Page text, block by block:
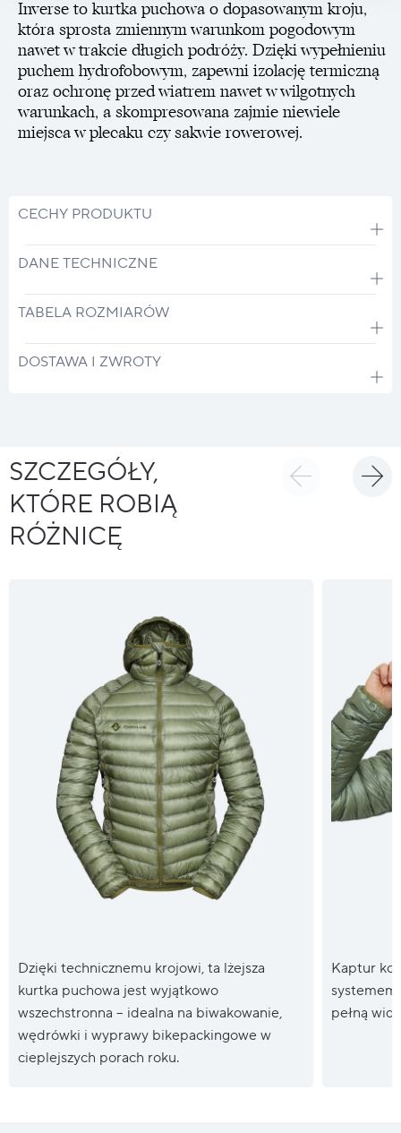
Inverse to kurtka puchowa o dopasowanym kroju,
która sprosta zmiennym warunkom pogodowym
nawet w trakcie długich podróży. Dzięki wypełnieniu
puchem hydrofobowym, zapewni izolację termiczną
oraz ochronę przed wiatrem nawet w wilgotnych
warunkach, a skompresowana zajmie niewiele
miejsca w plecaku czy sakwie rowerowej.
CECHY PRODUKTU
DANE TECHNICZNE
TABELA ROZMIARÓW
DOSTAWA I ZWROTY
SZCZEGÓŁY,
KTÓRE ROBIĄ
RÓŻNICĘ
Dzięki technicznemu krojowi, ta lżejsza
kurtka puchowa jest wyjątkowo
wszechstronna – idealna na biwakowanie,
wędrówki i wyprawy bikepackingowe w
cieplejszych porach roku.
Kaptur
pełną